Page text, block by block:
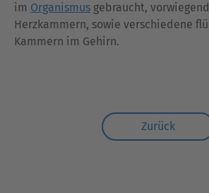
im Organismus gebraucht,
Herzkammern, sowie verschiedene
Kammern im Gehirn.
Zurück